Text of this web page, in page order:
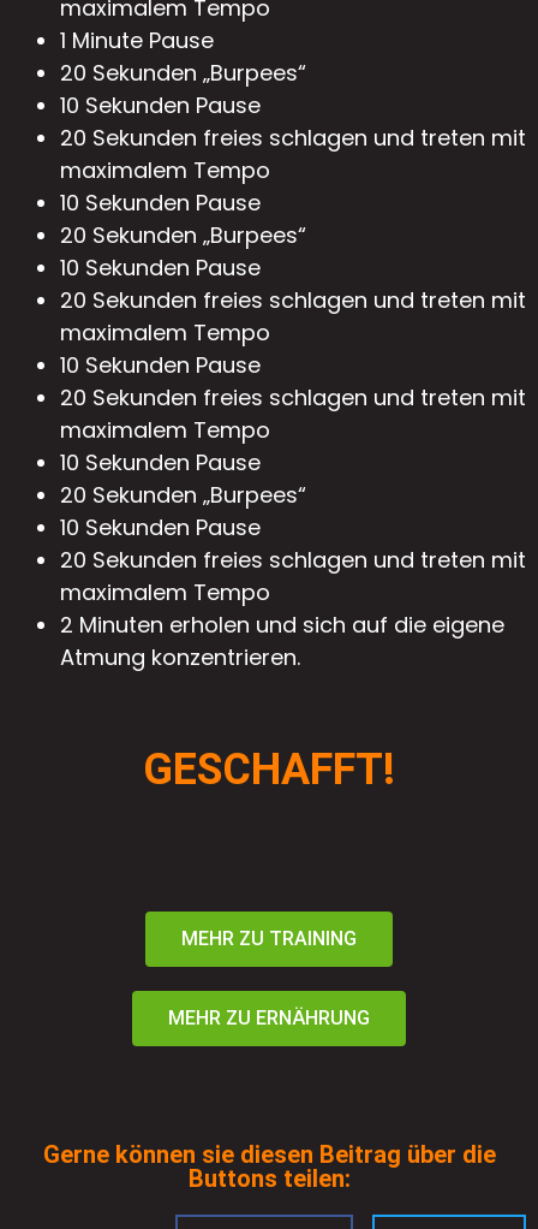
maximalem Tempo
1 Minute Pause
20 Sekunden „Burpees“
10 Sekunden Pause
20 Sekunden freies schlagen und treten mit
maximalem Tempo
10 Sekunden Pause
20 Sekunden „Burpees“
10 Sekunden Pause
20 Sekunden freies schlagen und treten mit
maximalem Tempo
10 Sekunden Pause
20 Sekunden freies schlagen und treten mit
maximalem Tempo
10 Sekunden Pause
20 Sekunden „Burpees“
10 Sekunden Pause
20 Sekunden freies schlagen und treten mit
maximalem Tempo
2 Minuten erholen und sich auf die eigene
Atmung konzentrieren.
GESCHAFFT!
MEHR ZU TRAINING
MEHR ZU ERNÄHRUNG
Gerne können sie diesen Beitrag über die
Buttons teilen: